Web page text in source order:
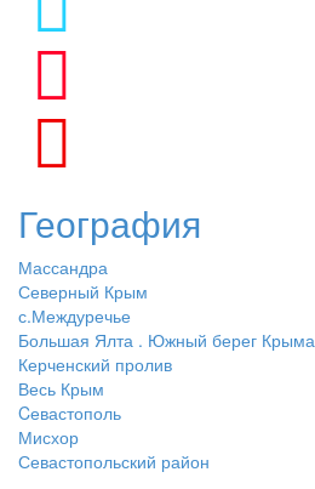
География
Массандра
Северный Крым
с.Междуречье
Большая Ялта . Южный берег Крыма
Керченский пролив
Весь Крым
Cевастополь
Мисхор
Севастопольский район